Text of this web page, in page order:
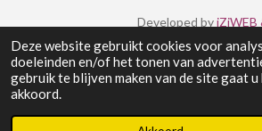
Deze website gebruikt cookies voor
doeleinden en/of het tonen van
gebruik te blijven maken van de site gaat u
akkoord.
Developed byiZiWEB
© 2021 Joli Wijnen von der Saar